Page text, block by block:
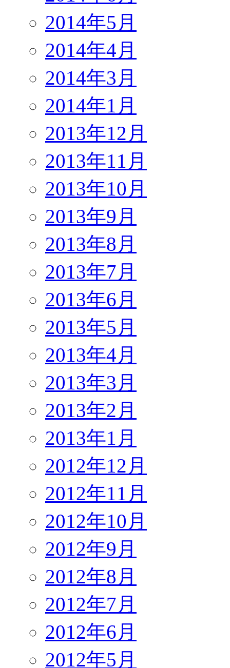
2014年5月
2014年4月
2014年3月
2014年1月
2013年12月
2013年11月
2013年10月
2013年9月
2013年8月
2013年7月
2013年6月
2013年5月
2013年4月
2013年3月
2013年2月
2013年1月
2012年12月
2012年11月
2012年10月
2012年9月
2012年8月
2012年7月
2012年6月
2012年5月